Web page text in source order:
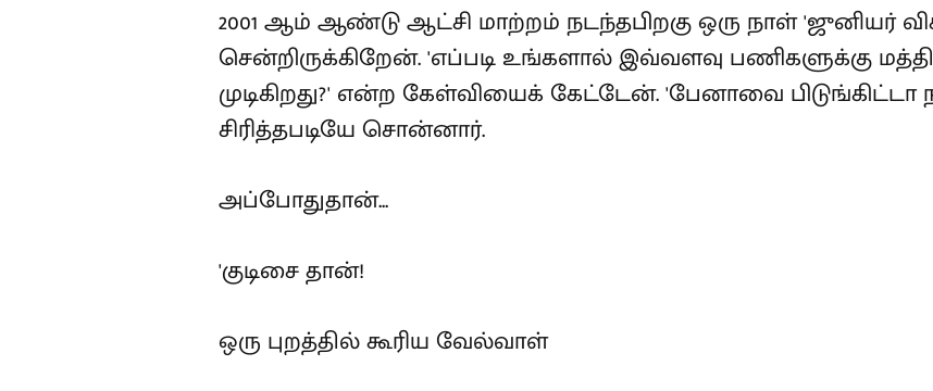
2001 ஆம் ஆண்டு ஆட்சி மாற்றம் நடந்தபிறகு ஒரு நாள் 'ஜுனியர்
சென்றிருக்கிறேன். 'எப்படி உங்களால் இவ்வளவு பணிகளுக்கு
முடிகிறது?' என்ற கேள்வியைக் கேட்டேன். 'பேனாவை
சிரித்தபடியே சொன்னார்.
அப்போதுதான்...
'குடிசை தான்!
ஒரு புறத்தில் கூரிய வேல்வாள்